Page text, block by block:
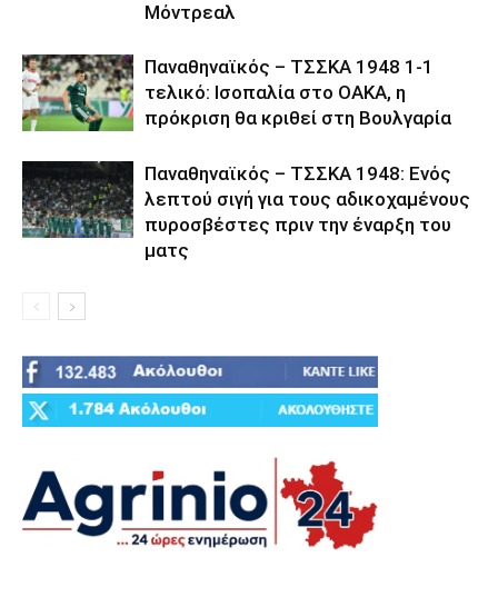
Μόντρεαλ
Παναθηναϊκός – ΤΣΣΚΑ 1948 1-1
τελικό: Ισοπαλία στο ΟΑΚΑ, η
πρόκριση θα κριθεί στη Βουλγαρία
Παναθηναϊκός – ΤΣΣΚΑ 1948: Ενός
λεπτού σιγή για τους αδικοχαμένους
πυροσβέστες πριν την έναρξη του
ματς